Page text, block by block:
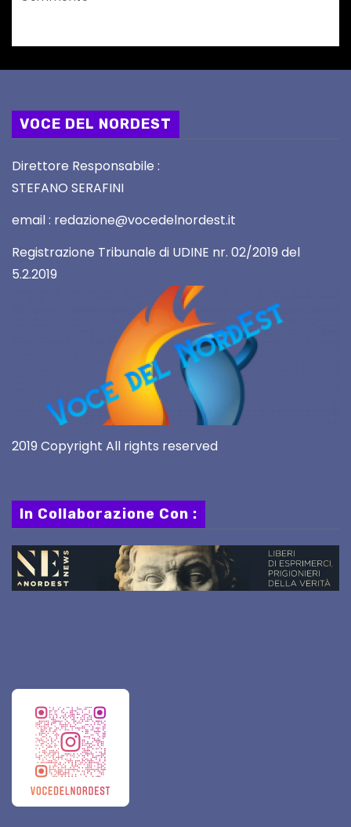
VOCE DEL NORDEST
Direttore Responsabile :
STEFANO SERAFINI
email : redazione@vocedelnordest.it
Registrazione Tribunale di UDINE nr. 02/2019 del
5.2.2019
2019 Copyright All rights reserved
In Collaborazione Con :